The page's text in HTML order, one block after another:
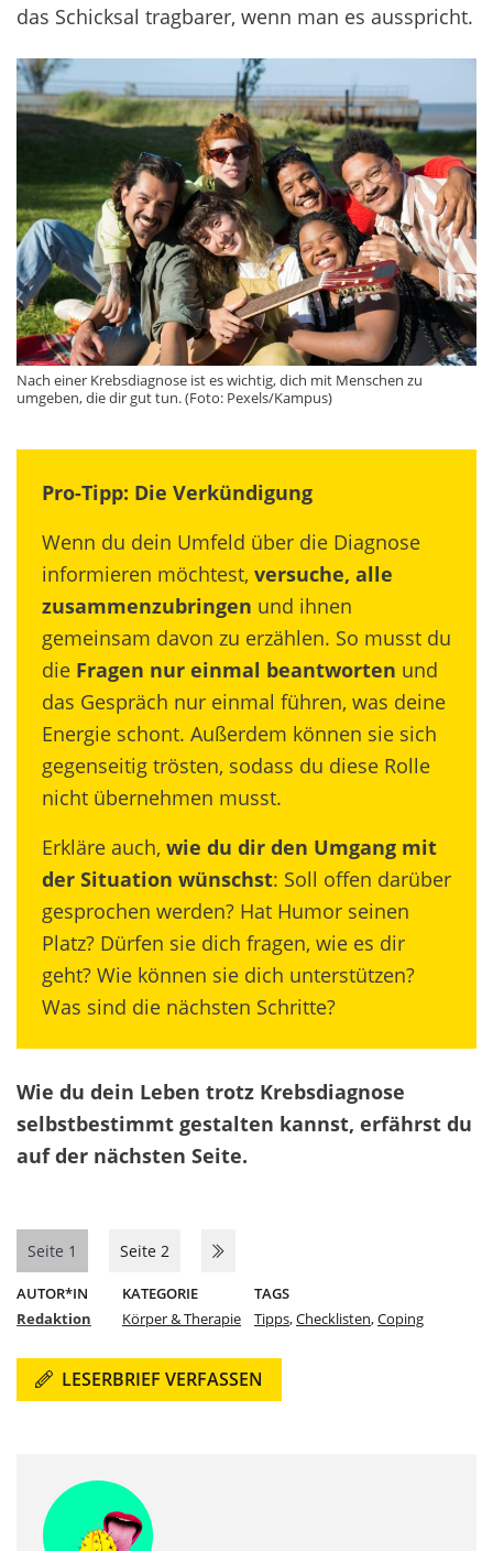
das Schicksal tragbarer, wenn man es ausspricht.
Nach einer Krebsdiagnose ist es wichtig, dich mit Menschen zu
umgeben, die dir gut tun. (Foto: Pexels/Kampus)
Pro-Tipp: Die Verkündigung
Wenn du dein Umfeld über die Diagnose
informieren möchtest, versuche, alle
zusammenzubringen und ihnen
gemeinsam davon zu erzählen. So musst du
die Fragen nur einmal beantworten und
das Gespräch nur einmal führen, was deine
Energie schont. Außerdem können sie sich
gegenseitig trösten, sodass du diese Rolle
nicht übernehmen musst.
Erkläre auch, wie du dir den Umgang mit
der Situation wünschst: Soll offen darüber
gesprochen werden? Hat Humor seinen
Platz? Dürfen sie dich fragen, wie es dir
geht? Wie können sie dich unterstützen?
Was sind die nächsten Schritte?
Wie du dein Leben trotz Krebsdiagnose
selbstbestimmt gestalten kannst, erfährst du
auf der nächsten Seite.
Seite 1 Seite 2
AUTOR*IN
Redaktion
KATEGORIE
Körper & Therapie
TAGS
Tipps,Checklisten,Coping
LESERBRIEF VERFASSEN